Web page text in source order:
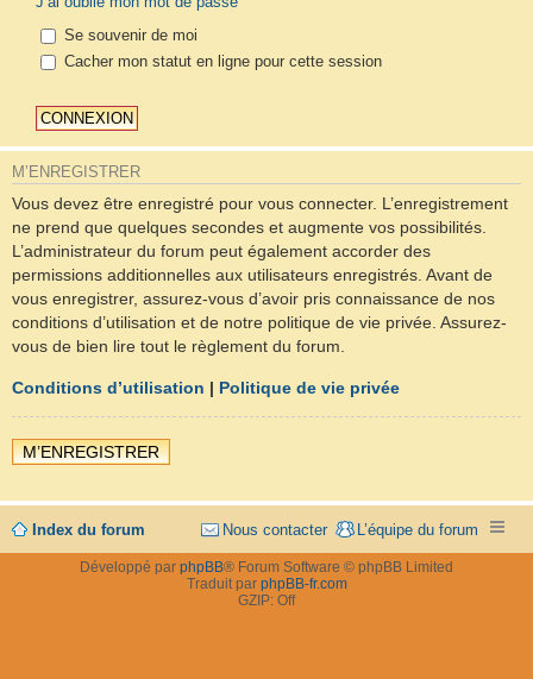
Se souvenir de moi
Cacher mon statut en ligne pour cette session
M’ENREGISTRER
Vous devez être enregistré pour vous connecter. L’enregistrement
ne prend que quelques secondes et augmente vos possibilités.
L’administrateur du forum peut également accorder des
permissions additionnelles aux utilisateurs enregistrés. Avant de
vous enregistrer, assurez-vous d’avoir pris connaissance de nos
conditions d’utilisation et de notre politique de vie privée. Assurez-
vous de bien lire tout le règlement du forum.
Conditions d’utilisation | Politique de vie privée
M’ENREGISTRER
Index du forum L’équipe du forum
Nous contacter
Développé par phpBB® Forum Software © phpBB Limited
Traduit par phpBB-fr.com
GZIP: Off